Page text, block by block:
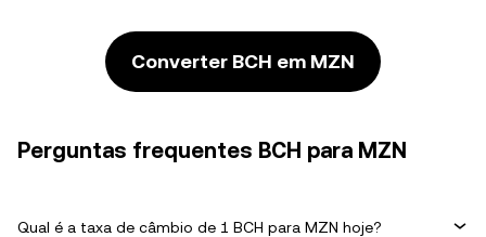
Converter BCH em MZN
Perguntas frequentes BCH para MZN
Qual é a taxa de câmbio de 1 BCH para MZN hoje?